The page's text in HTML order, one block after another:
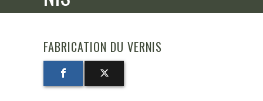
FABRICATION DU VERNIS